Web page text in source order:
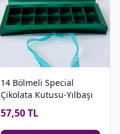
14 Bölmeli Special
Çikolata Kutusu-Yılbaşı
57,50 TL